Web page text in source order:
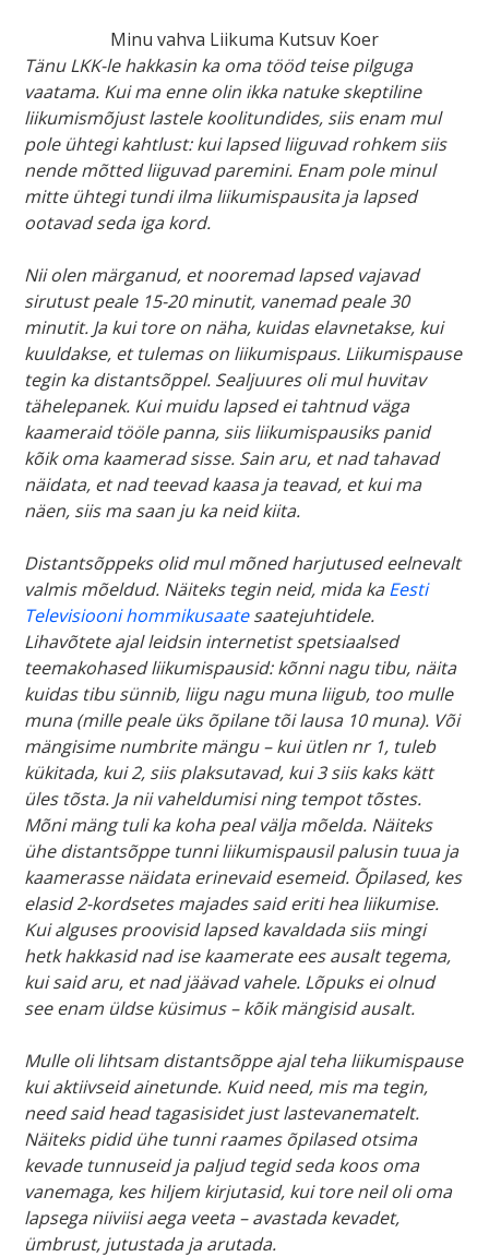
Minu vahva Liikuma Kutsuv Koer
Tänu LKK-le hakkasin ka oma tööd teise pilguga
vaatama. Kui ma enne olin ikka natuke skeptiline
liikumismõjust lastele koolitundides, siis enam mul
pole ühtegi kahtlust: kui lapsed liiguvad rohkem siis
nende mõtted liiguvad paremini. Enam pole minul
mitte ühtegi tundi ilma liikumispausita ja lapsed
ootavad seda iga kord.
Nii olen märganud, et nooremad lapsed vajavad
sirutust peale 15-20 minutit, vanemad peale 30
minutit. Ja kui tore on näha, kuidas elavnetakse, kui
kuuldakse, et tulemas on liikumispaus. Liikumispause
tegin ka distantsõppel. Sealjuures oli mul huvitav
tähelepanek. Kui muidu lapsed ei tahtnud väga
kaameraid tööle panna, siis liikumispausiks panid
kõik oma kaamerad sisse. Sain aru, et nad tahavad
näidata, et nad teevad kaasa ja teavad, et kui ma
näen, siis ma saan ju ka neid kiita.
Distantsõppeks olid mul mõned harjutused eelnevalt
valmis mõeldud. Näiteks tegin neid, mida kaEesti
Televisiooni hommikusaatesaatejuhtidele.
Lihavõtete ajal leidsin internetist spetsiaalsed
teemakohased liikumispausid: kõnni nagu tibu, näita
kuidas tibu sünnib, liigu nagu muna liigub, too mulle
muna (mille peale üks õpilane tõi lausa 10 muna). Või
mängisime numbrite mängu – kui ütlen nr 1, tuleb
kükitada, kui 2, siis plaksutavad, kui 3 siis kaks kätt
üles tõsta. Ja nii vaheldumisi ning tempot tõstes.
Mõni mäng tuli ka koha peal välja mõelda. Näiteks
ühe distantsõppe tunni liikumispausil palusin tuua ja
kaamerasse näidata erinevaid esemeid. Õpilased, kes
elasid 2-kordsetes majades said eriti hea liikumise.
Kui alguses proovisid lapsed kavaldada siis mingi
hetk hakkasid nad ise kaamerate ees ausalt tegema,
kui said aru, et nad jäävad vahele. Lõpuks ei olnud
see enam üldse küsimus – kõik mängisid ausalt.
Mulle oli lihtsam distantsõppe ajal teha liikumispause
kui aktiivseid ainetunde. Kuid need, mis ma tegin,
need said head tagasisidet just lastevanematelt.
Näiteks pidid ühe tunni raames õpilased otsima
kevade tunnuseid ja paljud tegid seda koos oma
vanemaga, kes hiljem kirjutasid, kui tore neil oli oma
lapsega niiviisi aega veeta – avastada kevadet,
ümbrust, jutustada ja arutada.